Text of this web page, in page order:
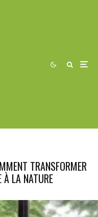
TRANSFORMER
À LA NATURE